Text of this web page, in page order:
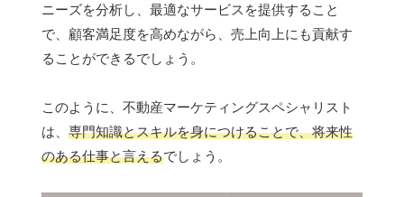
ニーズを分析し、最適なサービスを提供すること
で、顧客満足度を高めながら、売上向上にも貢献す
ることができるでしょう。
このように、不動産マーケティングスペシャリスト
は、 専門知識とスキルを身につけることで、将来性
のある仕事と言えるでしょう。